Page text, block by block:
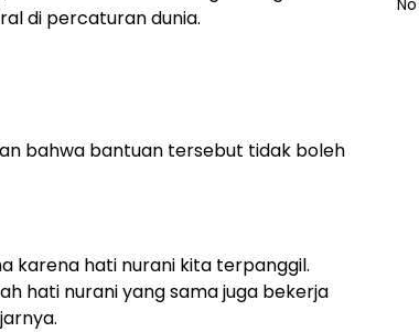
di percaturan dunia.
bahwa bantuan tersebut tidak boleh
karena hati nurani kita terpanggil.
hati nurani yang sama juga bekerja